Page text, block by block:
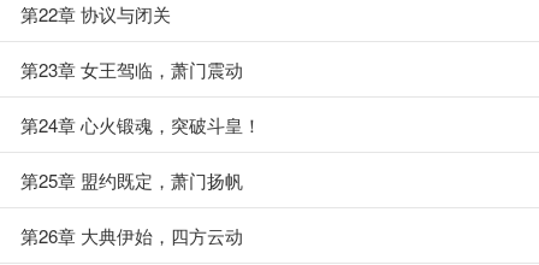
第22章 协议与闭关
第23章 女王驾临，萧门震动
第24章 心火锻魂，突破斗皇！
第25章 盟约既定，萧门扬帆
第26章 大典伊始，四方云动